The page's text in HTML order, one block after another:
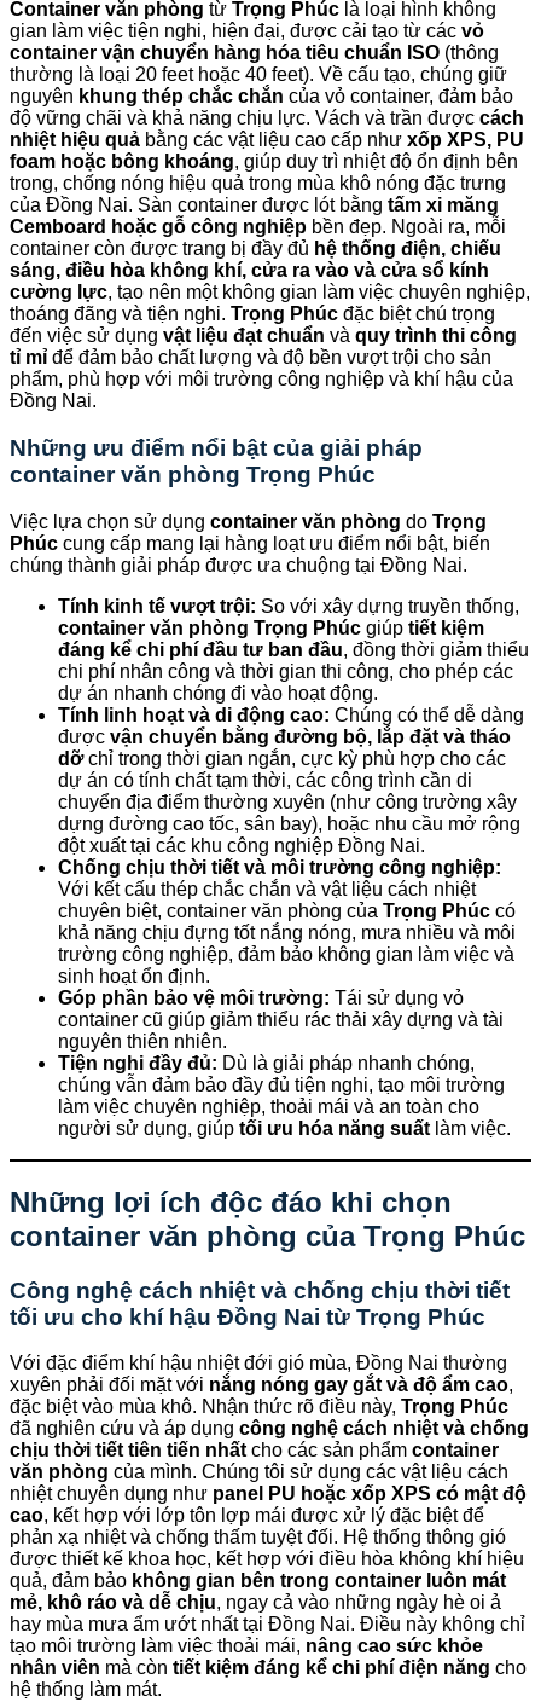
Container văn phòng từ Trọng Phúc là loại hình không
gian làm việc tiện nghi, hiện đại, được cải tạo từ các vỏ
container vận chuyển hàng hóa tiêu chuẩn ISO (thông
thường là loại 20 feet hoặc 40 feet). Về cấu tạo, chúng giữ
nguyên khung thép chắc chắn của vỏ container, đảm bảo
độ vững chãi và khả năng chịu lực. Vách và trần được cách
nhiệt hiệu quả bằng các vật liệu cao cấp như xốp XPS, PU
foam hoặc bông khoáng, giúp duy trì nhiệt độ ổn định bên
trong, chống nóng hiệu quả trong mùa khô nóng đặc trưng
của Đồng Nai. Sàn container được lót bằng tấm xi măng
Cemboard hoặc gỗ công nghiệp bền đẹp. Ngoài ra, mỗi
container còn được trang bị đầy đủ hệ thống điện, chiếu
sáng, điều hòa không khí, cửa ra vào và cửa sổ kính
cường lực, tạo nên một không gian làm việc chuyên nghiệp,
thoáng đãng và tiện nghi. Trọng Phúc đặc biệt chú trọng
đến việc sử dụng vật liệu đạt chuẩn và quy trình thi công
tỉ mỉ để đảm bảo chất lượng và độ bền vượt trội cho sản
phẩm, phù hợp với môi trường công nghiệp và khí hậu của
Đồng Nai.
Những ưu điểm nổi bật của giải pháp
container văn phòng Trọng Phúc
Việc lựa chọn sử dụng container văn phòng do Trọng
Phúc cung cấp mang lại hàng loạt ưu điểm nổi bật, biến
chúng thành giải pháp được ưa chuộng tại Đồng Nai.
Tính kinh tế vượt trội: So với xây dựng truyền thống,
container văn phòng Trọng Phúc giúp tiết kiệm
đáng kể chi phí đầu tư ban đầu, đồng thời giảm thiểu
chi phí nhân công và thời gian thi công, cho phép các
dự án nhanh chóng đi vào hoạt động.
Tính linh hoạt và di động cao: Chúng có thể dễ dàng
được vận chuyển bằng đường bộ, lắp đặt và tháo
dỡchỉ trong thời gian ngắn, cực kỳ phù hợp cho các
dự án có tính chất tạm thời, các công trình cần di
chuyển địa điểm thường xuyên (như công trường xây
dựng đường cao tốc, sân bay), hoặc nhu cầu mở rộng
đột xuất tại các khu công nghiệp Đồng Nai.
Chống chịu thời tiết và môi trường công nghiệp:
Với kết cấu thép chắc chắn và vật liệu cách nhiệt
chuyên biệt, container văn phòng của Trọng Phúc có
khả năng chịu đựng tốt nắng nóng, mưa nhiều và môi
trường công nghiệp, đảm bảo không gian làm việc và
sinh hoạt ổn định.
Góp phần bảo vệ môi trường: Tái sử dụng vỏ
container cũ giúp giảm thiểu rác thải xây dựng và tài
nguyên thiên nhiên.
Tiện nghi đầy đủ: Dù là giải pháp nhanh chóng,
chúng vẫn đảm bảo đầy đủ tiện nghi, tạo môi trường
làm việc chuyên nghiệp, thoải mái và an toàn cho
người sử dụng, giúp tối ưu hóa năng suất làm việc.
Những lợi ích độc đáo khi chọn
container văn phòng của Trọng Phúc
Công nghệ cách nhiệt và chống chịu thời tiết
tối ưu cho khí hậu Đồng Nai từ Trọng Phúc
Với đặc điểm khí hậu nhiệt đới gió mùa, Đồng Nai thường
xuyên phải đối mặt với nắng nóng gay gắt và độ ẩm cao,
đặc biệt vào mùa khô. Nhận thức rõ điều này, Trọng Phúc
đã nghiên cứu và áp dụng công nghệ cách nhiệt và chống
chịu thời tiết tiên tiến nhất cho các sản phẩm container
văn phòng của mình. Chúng tôi sử dụng các vật liệu cách
nhiệt chuyên dụng như panel PU hoặc xốp XPS có mật độ
cao, kết hợp với lớp tôn lợp mái được xử lý đặc biệt để
phản xạ nhiệt và chống thấm tuyệt đối. Hệ thống thông gió
được thiết kế khoa học, kết hợp với điều hòa không khí hiệu
quả, đảm bảo không gian bên trong container luôn mát
mẻ, khô ráo và dễ chịu, ngay cả vào những ngày hè oi ả
hay mùa mưa ẩm ướt nhất tại Đồng Nai. Điều này không chỉ
tạo môi trường làm việc thoải mái, nâng cao sức khỏe
nhân viên mà còn tiết kiệm đáng kể chi phí điện năng cho
hệ thống làm mát.